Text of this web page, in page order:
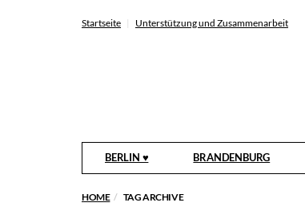
Startseite Unterstützung und Zusammenarbeit
BERLIN ♥ BRANDENBURG
HOME TAG ARCHIVE